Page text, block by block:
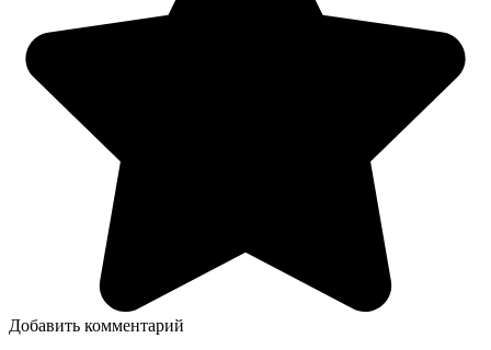
Добавить комментарий